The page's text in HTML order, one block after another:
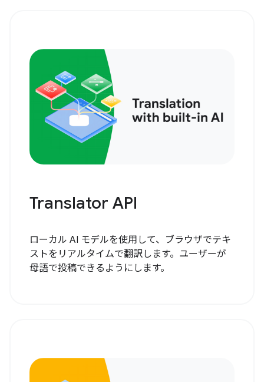
Translator API
ローカル AI モデルを使用して、ブラウザでテキ
ストをリアルタイムで翻訳します。ユーザーが
母語で投稿できるようにします。